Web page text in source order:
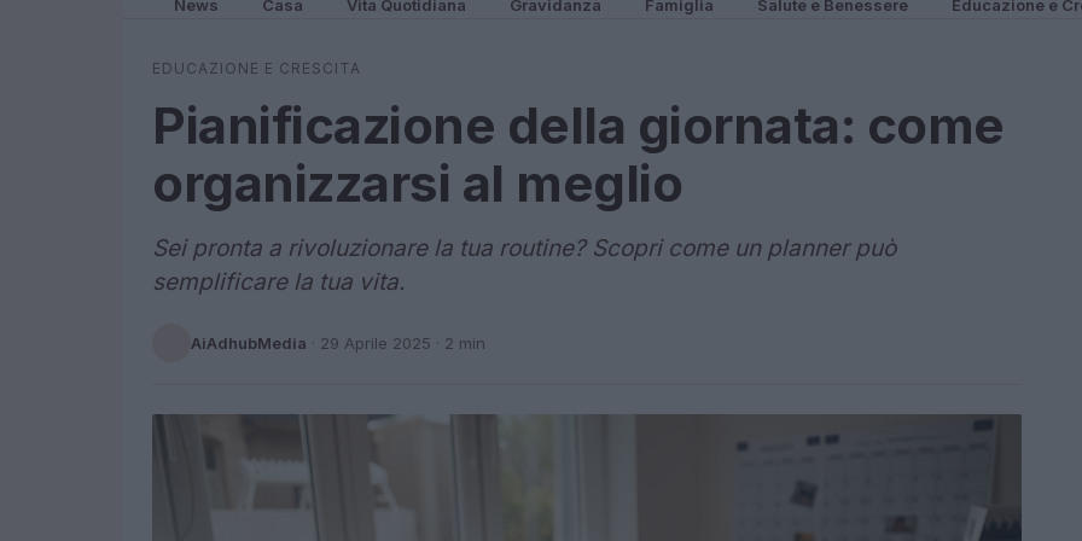
News Casa Vita Quotidiana Gravidanza Famiglia Salute e Benessere Educazione e
EDUCAZIONE E CRESCITA
Pianificazione della giornata: come
organizzarsi al meglio
Sei pronta a rivoluzionare la tua routine? Scopri come un planner può
semplificare la tua vita.
AiAdhubMedia · 29 Aprile 2025 · 2 min